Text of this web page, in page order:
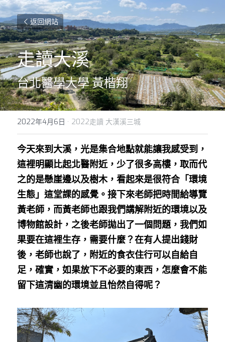
返回網站
走讀大溪
台北醫學大學 黃楷翔
2022年4月6日 · 2022走讀 大漢溪三城
今天來到大溪，光是集合地點就能讓我感受到，
這裡明顯比起北醫附近，少了很多高樓，取而代
之的是懸崖邊以及樹木，看起來是很符合「環境
生態」這堂課的感覺。接下來老師把時間給導覽
黃老師，而黃老師也跟我們講解附近的環境以及
博物館設計，之後老師拋出了一個問題，我們如
果要在這裡生存，需要什麼？在有人提出錢財
後，老師也說了，附近的食衣住行可以自給自
足，確實，如果放下不必要的東西，怎麼會不能
留下這清幽的環境並且怡然自得呢？